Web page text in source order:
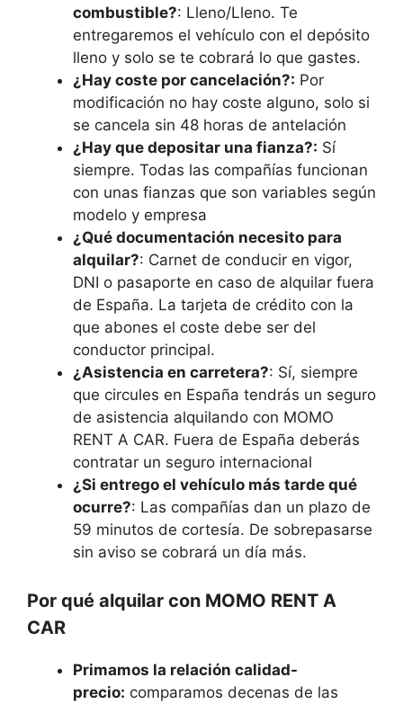
combustible?: Lleno/Lleno. Te
entregaremos el vehículo con el depósito
lleno y solo se te cobrará lo que gastes.
¿Hay coste por cancelación?: Por
modificación no hay coste alguno, solo si
se cancela sin 48 horas de antelación
¿Hay que depositar una fianza?: Sí
siempre. Todas las compañías funcionan
con unas fianzas que son variables según
modelo y empresa
¿Qué documentación necesito para
alquilar?: Carnet de conducir en vigor,
DNI o pasaporte en caso de alquilar fuera
de España. La tarjeta de crédito con la
que abones el coste debe ser del
conductor principal.
¿Asistencia en carretera?: Sí, siempre
que circules en España tendrás un seguro
de asistencia alquilando con MOMO
RENT A CAR. Fuera de España deberás
contratar un seguro internacional
¿Si entrego el vehículo más tarde qué
ocurre?: Las compañías dan un plazo de
59 minutos de cortesía. De sobrepasarse
sin aviso se cobrará un día más.
Por qué alquilar con MOMO RENT A
CAR
Primamos la relación calidad-
precio: comparamos decenas de las